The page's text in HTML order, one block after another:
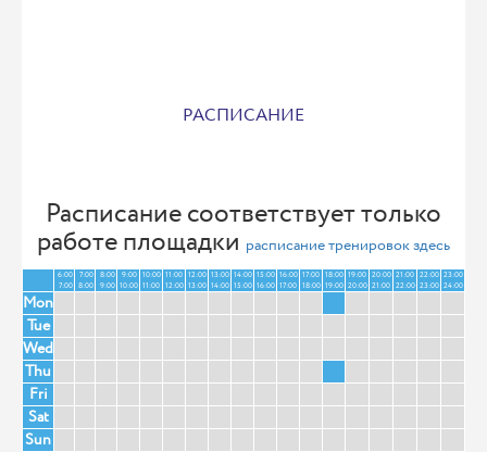
РАСПИСАНИЕ
Расписание соответствует только
работе площадки расписание тренировок здесь
6:00
7:00
7:00
8:00
8:00
9:00
9:00
10:00
10:00
11:00
11:00
12:00
12:00
13:00
13:00
14:00
14:00
15:00
15:00
16:00
16:00
17:00
17:00
18:00
18:00
19:00
19:00
20:00
20:00
21:00
21:00
22:00
22:00
23:00
23:00
24:00
Mon
Tue
Wed
Thu
Fri
Sat
Sun